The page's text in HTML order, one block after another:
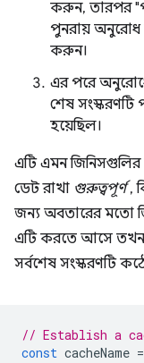
করুন, তারপর
পুনরায় অনুরোধ
করুন।
এর পরে
শেষ সংস্করণটি
হয়েছিল।
এটি এমন
ডেট রাখা গুরুত্বপূর্ণ,
জন্য অবতারের মতো
এটি করতে আসে তখন
সর্বশেষ সংস্করণটি
// Establish a
const cacheName =